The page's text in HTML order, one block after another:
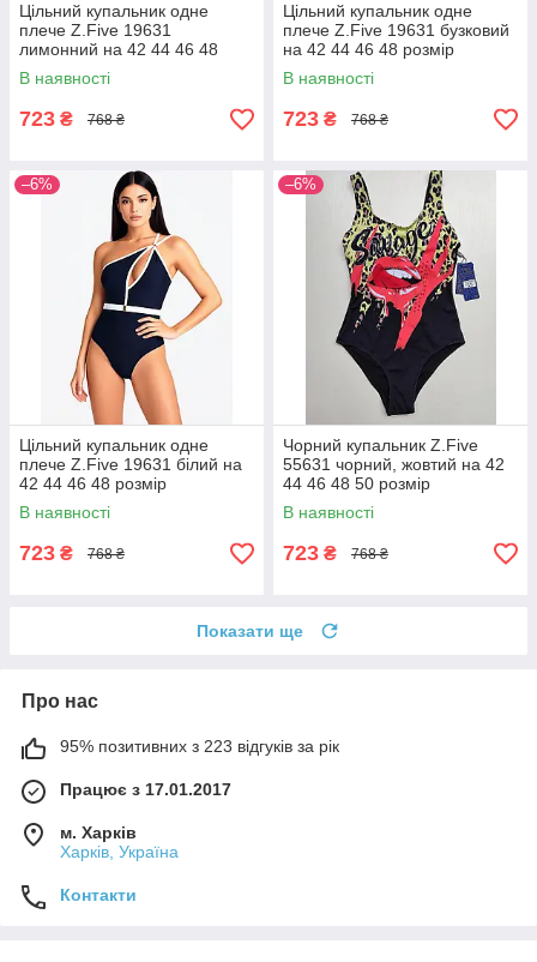
Цільний купальник одне
плече Z.Five 19631
лимонний на 42 44 46 48
розмір
В наявності
723 ₴ 768 ₴
Цільний купальник одне
плече Z.Five 19631 бузковий
на 42 44 46 48 розмір
В наявності
723 ₴ 768 ₴
–6%
Цільний купальник одне
плече Z.Five 19631 білий на
42 44 46 48 розмір
В наявності
723 ₴ 768 ₴
–6%
Чорний купальник Z.Five
55631 чорний, жовтий на 42
44 46 48 50 розмір
В наявності
723 ₴ 768 ₴
Показати ще
Про нас
95% позитивних з 223 відгуків за рік
Працює з 17.01.2017
м. Харків
Харків, Україна
Контакти